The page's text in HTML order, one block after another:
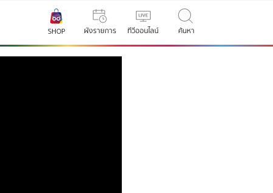
SHOP ผังรายการ ทีวีออนไลน์ ค้นหา